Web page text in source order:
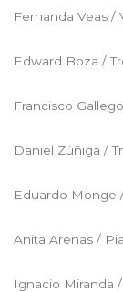
Fernanda Veas /
Edward Boza /
Francisco
Daniel Zúñiga /
Eduardo Monge
Anita Arenas /
Ignacio Miranda